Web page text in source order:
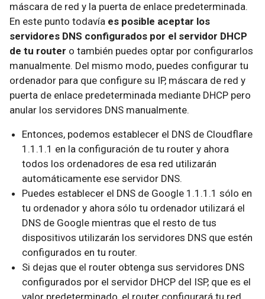
máscara de red y la puerta de enlace predeterminada.
En este punto todavía es posible aceptar los
servidores DNS configurados por el servidor DHCP
de tu router o también puedes optar por configurarlos
manualmente. Del mismo modo, puedes configurar tu
ordenador para que configure su IP, máscara de red y
puerta de enlace predeterminada mediante DHCP pero
anular los servidores DNS manualmente.
Entonces, podemos establecer el DNS de Cloudflare
1.1.1.1 en la configuración de tu router y ahora
todos los ordenadores de esa red utilizarán
automáticamente ese servidor DNS.
Puedes establecer el DNS de Google 1.1.1.1 sólo en
tu ordenador y ahora sólo tu ordenador utilizará el
DNS de Google mientras que el resto de tus
dispositivos utilizarán los servidores DNS que estén
configurados en tu router.
Si dejas que el router obtenga sus servidores DNS
configurados por el servidor DHCP del ISP, que es el
valor predeterminado, el router configurará tu red